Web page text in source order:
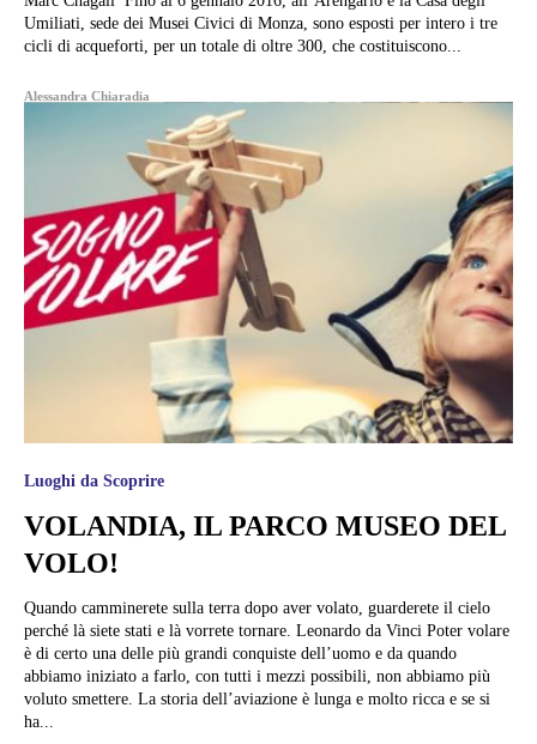
Umiliati, sede dei Musei Civici di Monza, sono esposti per intero i tre
cicli di acqueforti, per un totale di oltre 300, che costituiscono...
Alessandra Chiaradia
Luoghi da Scoprire
VOLANDIA, IL PARCO MUSEO DEL
VOLO!
Quando camminerete sulla terra dopo aver volato, guarderete il cielo
perché là siete stati e là vorrete tornare. Leonardo da Vinci Poter volare
è di certo una delle più grandi conquiste dell’uomo e da quando
abbiamo iniziato a farlo, con tutti i mezzi possibili, non abbiamo più
voluto smettere. La storia dell’aviazione è lunga e molto ricca e se si
ha...